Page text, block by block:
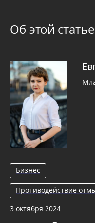
Об этой статье
Бизнес
Противодействие
3 октября 2024